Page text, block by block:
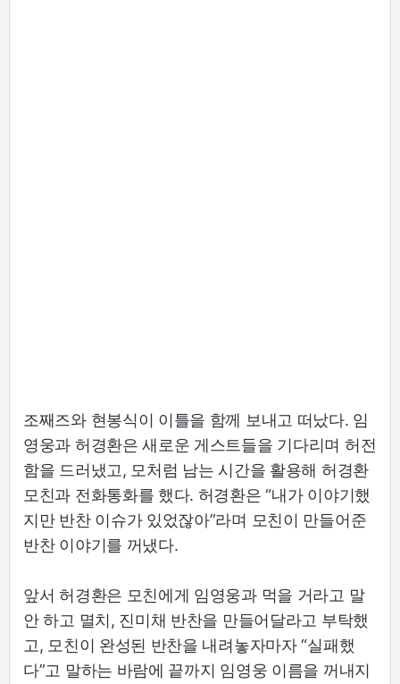
조째즈와 현봉식이 이틀을 함께 보내고 떠났다. 임
영웅과 허경환은 새로운 게스트들을 기다리며 허전
함을 드러냈고, 모처럼 남는 시간을 활용해 허경환
모친과 전화통화를 했다. 허경환은 “내가 이야기했
지만 반찬 이슈가 있었잖아”라며 모친이 만들어준
반찬 이야기를 꺼냈다.
앞서 허경환은 모친에게 임영웅과 먹을 거라고 말
안 하고 멸치, 진미채 반찬을 만들어달라고 부탁했
고, 모친이 완성된 반찬을 내려놓자마자 “실패했
다”고 말하는 바람에 끝까지 임영웅 이름을 꺼내지